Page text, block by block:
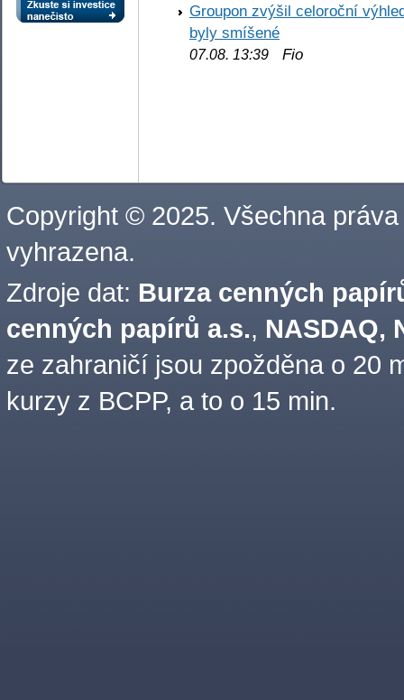
Groupon zvýšil celoroční
byly smíšené
07.08. 13:39 Fio
Copyright © 2025. Všechna práva
vyhrazena.
Zdroje dat: Burza cenných
cenných papírů a.s., NASDAQ,
ze zahraničí jsou zpožděna o 20
kurzy z BCPP, a to o 15 min.